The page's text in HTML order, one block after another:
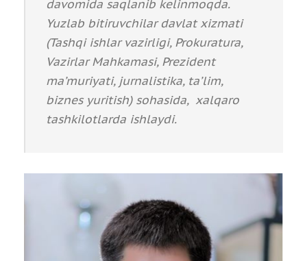
davomida saqlanib kelinmoqda.
Yuzlab bitiruvchilar davlat xizmati
(Tashqi ishlar vazirligi, Prokuratura,
Vazirlar Mahkamasi, Prezident
ma’muriyati, jurnalistika, ta’lim,
biznes yuritish) sohasida, xalqaro
tashkilotlarda ishlaydi.